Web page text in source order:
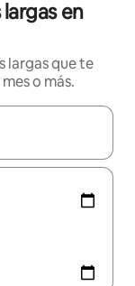
en
largas que te
o más.
navegar